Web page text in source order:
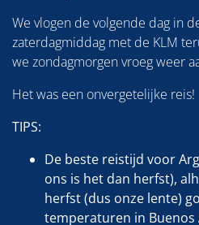
We vlogen de volgende dag in
zaterdagmiddag met de KLM
we zondagmorgen vroeg weer
Het was een onvergetelijke reis!
TIPS:
De beste reistijd voor
ons is het dan herfst),
herfst (dus onze lente)
temperaturen in Buenos